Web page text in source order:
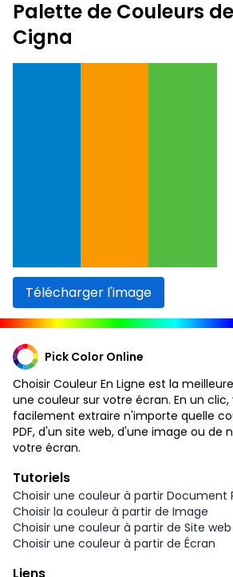
Palette de Couleurs
Cigna
Télécharger l'image
Pick Color Online
Choisir Couleur En Ligne est la
une couleur sur votre écran. En un clic,
facilement extraire n'importe quelle
PDF, d'un site web, d'une image ou de
votre écran.
Tutoriels
Choisir une couleur à partir Document
Choisir la couleur à partir de Image
Choisir une couleur à partir de Site web
Choisir une couleur à partir de Écran